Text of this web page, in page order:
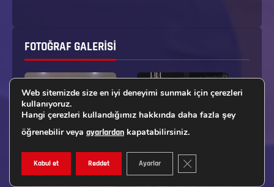
FOTOĞRAF GALERISI
Web sitemizde size en iyi deneyimi sunmak için çerezleri
kullanıyoruz.
Hangi çerezleri kullandığımız hakkında daha fazla şey
öğrenebilir veya ayarlardan kapatabilirsiniz.
Kabul et Reddet Ayarlar GDPR ÇEREZ ŞERIDINI